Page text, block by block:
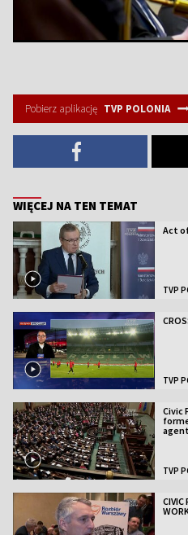
Pobierz aplikację TVP POLONIA
WIĘCEJ NA TEN TEMAT
Act
TVP
TVP
Civic
TVP
CIVIC